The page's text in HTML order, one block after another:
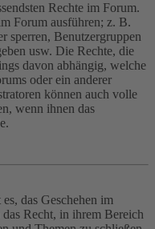
Rechte im Forum.
Forum ausführen; z. B.
sperren, Benutzergruppen
usw. Die Rechte, die
davon abhängig, welche
oder ein anderer
können auch volle
wenn ihnen das
das Geschehen im
Recht, in ihrem Bereich